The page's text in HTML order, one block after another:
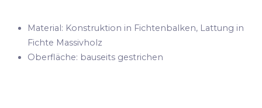
Material: Konstruktion in Fichtenbalken, Lattung in
Fichte Massivholz
Oberfläche: bauseits gestrichen